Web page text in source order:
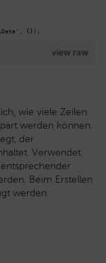
{});
view raw
wie viele Zeilen
werden können.
der
Verwendet
Beim Erstellen
werden.